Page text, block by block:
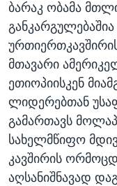
ბარაკ ობამა
მთავარი
ეთიოპიისკენ
ლიდერებთან
გამართავს
სახელმწიფო
კავშირის
აღსანიშნავად